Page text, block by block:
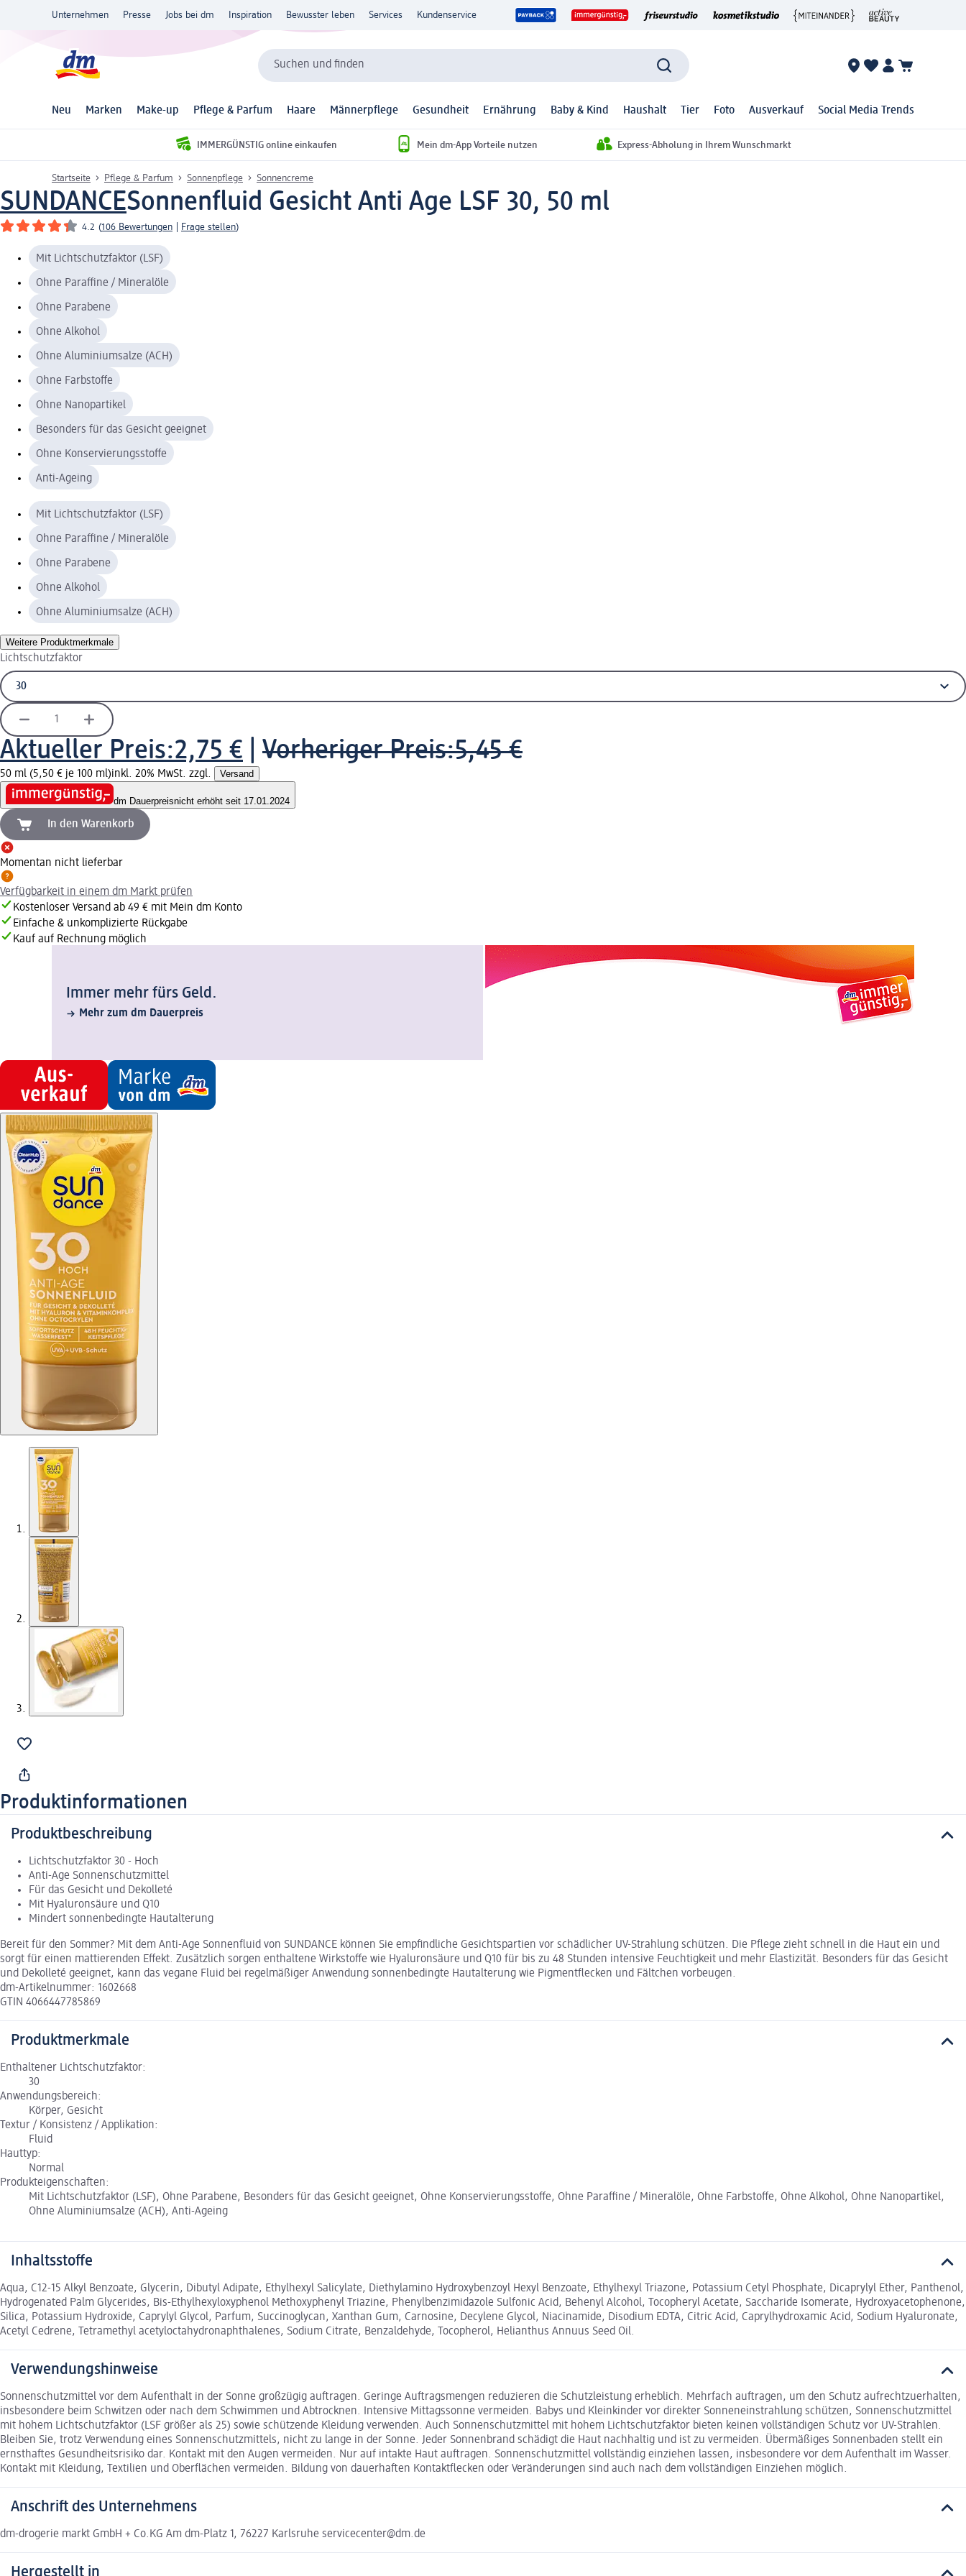
Unternehmen Presse Jobs bei dm Inspiration Bewusster leben Services Kundenservice
Suchen und finden
Neu Marken Make-up Pflege & Parfum Haare Männerpflege Gesundheit Ernährung Baby & Kind Haushalt Tier Foto Ausverkauf Social Media Trends
IMMERGÜNSTIG online einkaufen Mein dm-App Vorteile nutzen Express-Abholung in Ihrem Wunschmarkt
Startseite Pflege & Parfum Sonnenpflege Sonnencreme
SUNDANCESonnenfluid Gesicht Anti Age LSF 30, 50 ml
4.2 (106 Bewertungen Frage stellen)
Mit Lichtschutzfaktor (LSF)
Ohne Paraffine / Mineralöle
Ohne Parabene
Ohne Alkohol
Ohne Aluminiumsalze (ACH)
Ohne Farbstoffe
Ohne Nanopartikel
Besonders für das Gesicht geeignet
Ohne Konservierungsstoffe
Anti-Ageing
Mit Lichtschutzfaktor (LSF)
Ohne Paraffine / Mineralöle
Ohne Parabene
Ohne Alkohol
Ohne Aluminiumsalze (ACH)
Weitere Produktmerkmale
Lichtschutzfaktor
Aktueller Preis:2,75 € Vorheriger Preis:5,45 €
50 ml (5,50 € je 100 ml)inkl. 20% MwSt. zzgl. Versand
dm Dauerpreisnicht erhöht seit 17.01.2024
In den Warenkorb
Momentan nicht lieferbar
Verfügbarkeit in einem dm Markt prüfen
Kostenloser Versand ab 49 € mit Mein dm Konto
Einfache & unkomplizierte Rückgabe
Kauf auf Rechnung möglich
Immer mehr fürs Geld.
Mehr zum dm Dauerpreis
Produktinformationen
Produktbeschreibung
Lichtschutzfaktor 30 - Hoch
Anti-Age Sonnenschutzmittel
Für das Gesicht und Dekolleté
Mit Hyaluronsäure und Q10
Mindert sonnenbedingte Hautalterung
Bereit für den Sommer? Mit dem Anti-Age Sonnenfluid von SUNDANCE können Sie empfindliche Gesichtspartien vor schädlicher UV-Strahlung schützen. Die Pflege zieht schnell in die Haut ein und
sorgt für einen mattierenden Effekt. Zusätzlich sorgen enthaltene Wirkstoffe wie Hyaluronsäure und Q10 für bis zu 48 Stunden intensive Feuchtigkeit und mehr Elastizität. Besonders für das Gesicht
und Dekolleté geeignet, kann das vegane Fluid bei regelmäßiger Anwendung sonnenbedingte Hautalterung wie Pigmentflecken und Fältchen vorbeugen.
dm-Artikelnummer: 1602668
GTIN 4066447785869
Produktmerkmale
Enthaltener Lichtschutzfaktor:
30
Anwendungsbereich:
Körper, Gesicht
Textur / Konsistenz / Applikation:
Fluid
Hauttyp:
Normal
Produkteigenschaften:
Mit Lichtschutzfaktor (LSF), Ohne Parabene, Besonders für das Gesicht geeignet, Ohne Konservierungsstoffe, Ohne Paraffine / Mineralöle, Ohne Farbstoffe, Ohne Alkohol, Ohne Nanopartikel,
Ohne Aluminiumsalze (ACH), Anti-Ageing
Inhaltsstoffe
Aqua, C12-15 Alkyl Benzoate, Glycerin, Dibutyl Adipate, Ethylhexyl Salicylate, Diethylamino Hydroxybenzoyl Hexyl Benzoate, Ethylhexyl Triazone, Potassium Cetyl Phosphate, Dicaprylyl Ether, Panthenol,
Hydrogenated Palm Glycerides, Bis-Ethylhexyloxyphenol Methoxyphenyl Triazine, Phenylbenzimidazole Sulfonic Acid, Behenyl Alcohol, Tocopheryl Acetate, Saccharide Isomerate, Hydroxyacetophenone,
Silica, Potassium Hydroxide, Caprylyl Glycol, Parfum, Succinoglycan, Xanthan Gum, Carnosine, Decylene Glycol, Niacinamide, Disodium EDTA, Citric Acid, Caprylhydroxamic Acid, Sodium Hyaluronate,
Acetyl Cedrene, Tetramethyl acetyloctahydronaphthalenes, Sodium Citrate, Benzaldehyde, Tocopherol, Helianthus Annuus Seed Oil.
Verwendungshinweise
Sonnenschutzmittel vor dem Aufenthalt in der Sonne großzügig auftragen. Geringe Auftragsmengen reduzieren die Schutzleistung erheblich. Mehrfach auftragen, um den Schutz aufrechtzuerhalten,
insbesondere beim Schwitzen oder nach dem Schwimmen und Abtrocknen. Intensive Mittagssonne vermeiden. Babys und Kleinkinder vor direkter Sonneneinstrahlung schützen, Sonnenschutzmittel
mit hohem Lichtschutzfaktor (LSF größer als 25) sowie schützende Kleidung verwenden. Auch Sonnenschutzmittel mit hohem Lichtschutzfaktor bieten keinen vollständigen Schutz vor UV-Strahlen.
Bleiben Sie, trotz Verwendung eines Sonnenschutzmittels, nicht zu lange in der Sonne. Jeder Sonnenbrand schädigt die Haut nachhaltig und ist zu vermeiden. Übermäßiges Sonnenbaden stellt ein
ernsthaftes Gesundheitsrisiko dar. Kontakt mit den Augen vermeiden. Nur auf intakte Haut auftragen. Sonnenschutzmittel vollständig einziehen lassen, insbesondere vor dem Aufenthalt im Wasser.
Kontakt mit Kleidung, Textilien und Oberflächen vermeiden. Bildung von dauerhaften Kontaktflecken oder Veränderungen sind auch nach dem vollständigen Einziehen möglich.
Anschrift des Unternehmens
dm-drogerie markt GmbH + Co.KG Am dm-Platz 1, 76227 Karlsruhe servicecenter@dm.de
Hergestellt in